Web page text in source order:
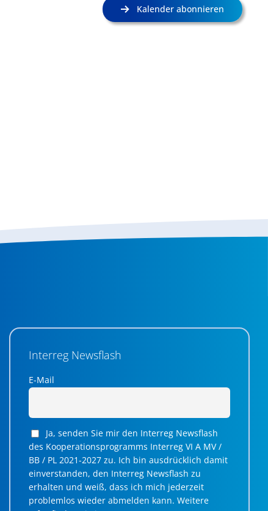
Kalender abonnieren
Interreg Newsflash
E-Mail
Ja, senden Sie mir den Interreg Newsflash
des Kooperationsprogramms Interreg VI A MV /
BB / PL 2021-2027 zu. Ich bin ausdrücklich damit
einverstanden, den Interreg Newsflash zu
erhalten und weiß, dass ich mich jederzeit
problemlos wieder abmelden kann. Weitere